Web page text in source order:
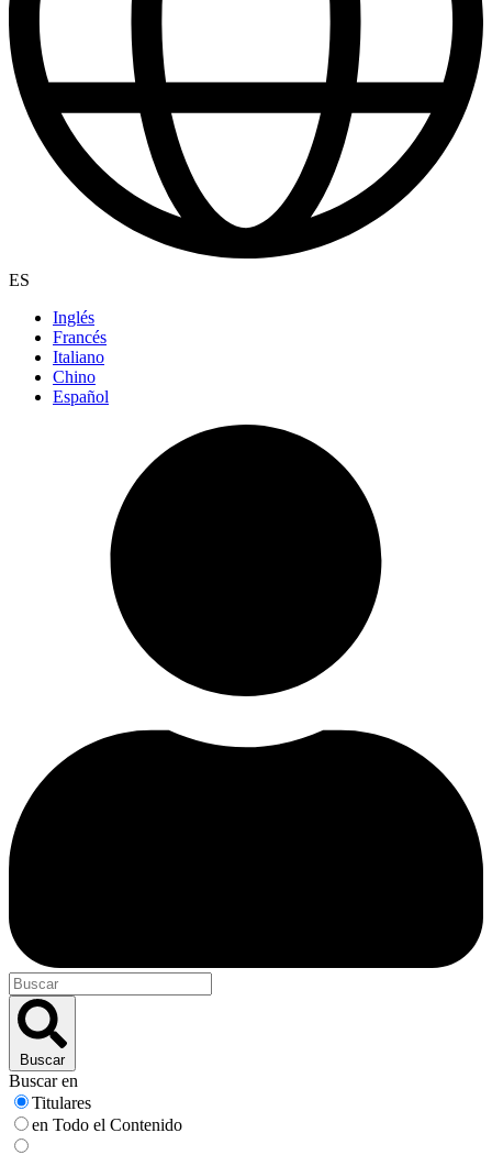
ES
Inglés
Francés
Italiano
Chino
Español
Buscar
Buscar en
Titulares
en Todo el Contenido